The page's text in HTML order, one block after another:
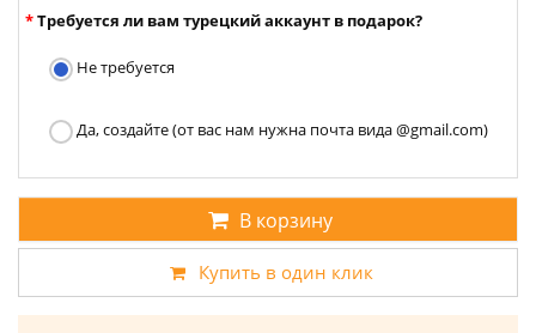
Требуется ли вам турецкий аккаунт в подарок?
Не требуется
Да, создайте (от вас нам нужна почта вида @gmail.com)
В корзину
Купить в один клик